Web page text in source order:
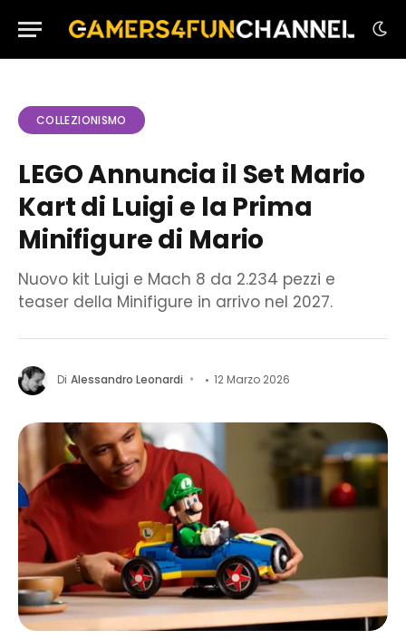
COLLEZIONISMO
LEGO Annuncia il Set Mario
Kart di Luigi e la Prima
Minifigure di Mario
Nuovo kit Luigi e Mach 8 da 2.234 pezzi e
teaser della Minifigure in arrivo nel 2027.
Di Alessandro Leonardi 12 Marzo 2026